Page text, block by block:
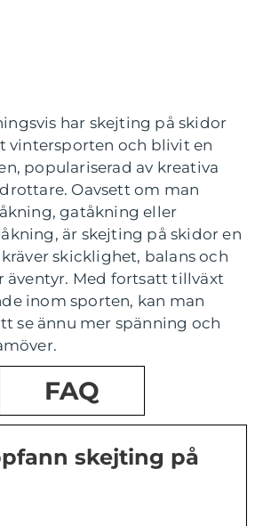
har skejting på skidor
vintersporten och blivit en
populariserad av kreativa
Oavsett om man
gatåkning eller
är skejting på skidor en
skicklighet, balans och
äventyr. Med fortsatt tillväxt
inom sporten, kan man
se ännu mer spänning och
FAQ
skejting på